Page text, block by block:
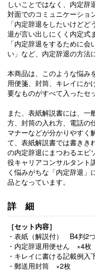
しいことではなく、内定辞
対面でのコミュニケーショ
「内定辞退をしたいけど
退が言い出しにくく内定式
「内定辞退をするために
い」など、内定辞退の方法
本商品は、このような悩み
用便箋、封筒、キレイにか
要なものがすべて入ったセ
また、表紙解説書には、一
方、封筒の入れ方、電話の
マナーなどが分かりやすく
て、表紙解説書では書きき
の内定辞退にまつわるエピ
役キャリアコンサルタント
く悩みがちな「内定辞退
品となっています。
詳細
［セット内容］
・表紙（解説付） B4判2
・内定辞退用便せん ×4枚
・キレイに書ける記載例
・郵送用封筒 ×2枚